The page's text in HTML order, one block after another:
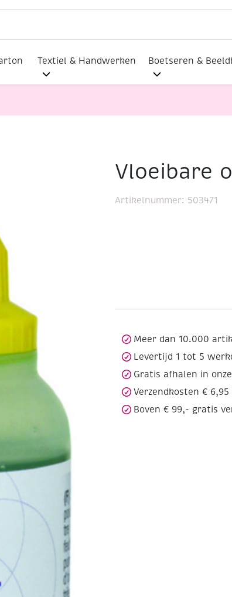
Textiel & Handwerken Boetseren &
Vloeibare
Artikelnummer: 503471
Meer dan 10.000
Levertijd 1 tot 5
Gratis afhalen in onze
Verzendkosten € 6,95
Boven € 99,- gratis